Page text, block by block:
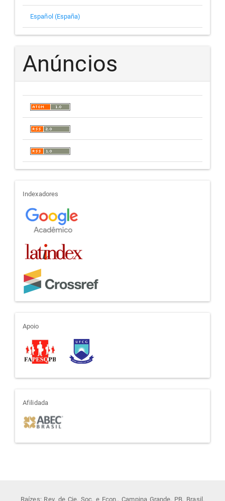
Español (España)
Anúncios
indexadores
Indexadores
apoio
Apoio
afiliada
Afilidada
Raízes: Rev. de Cie. Soc. e Econ., Campina Grande, PB, Brasil.